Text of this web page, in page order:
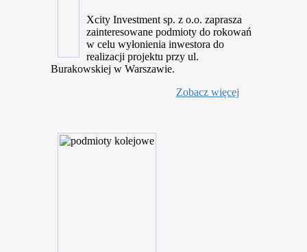
Xcity Investment sp. z o.o. zaprasza
zainteresowane podmioty do rokowań
w celu wyłonienia inwestora do
realizacji projektu przy ul.
Burakowskiej w Warszawie.
Zobacz więcej